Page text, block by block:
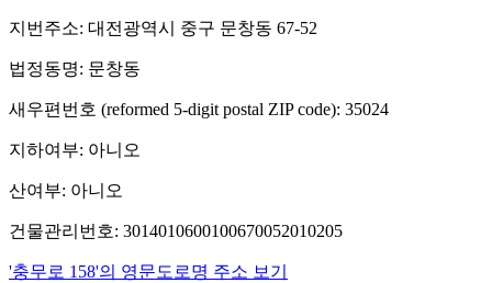
지번주소: 대전광역시 중구 문창동 67-52
법정동명: 문창동
새우편번호 (reformed 5-digit postal ZIP code): 35024
지하여부: 아니오
산여부: 아니오
건물관리번호: 3014010600100670052010205
'충무로 158'의 영문도로명 주소 보기